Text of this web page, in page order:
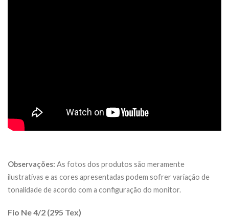
Observações: As fotos dos produtos são meramente
ilustrativas e as cores apresentadas podem sofrer variação de
tonalidade de acordo com a configuração do monitor.
Fio Ne 4/2 (295 Tex)